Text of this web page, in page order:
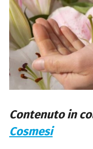
Contenuto in
Cosmesi